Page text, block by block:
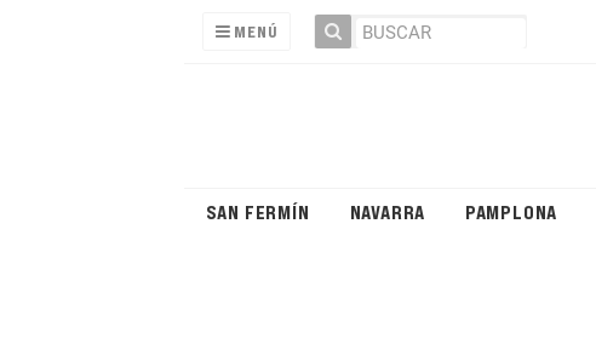
MENÚ
SAN FERMÍN NAVARRA PAMPLONA